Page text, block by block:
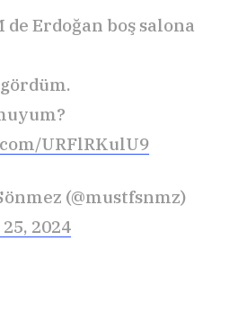
de Erdoğan boş salona
URFlRKulU9
(@mustfsnmz)
2024